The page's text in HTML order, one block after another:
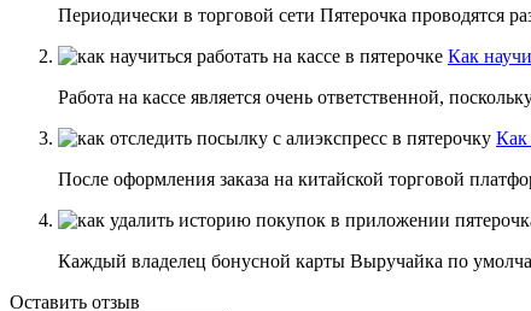
Периодически в торговой сети Пятерочка проводятся
Как
Работа на кассе является очень ответственной,
Как
После оформления заказа на китайской торговой
Каждый владелец бонусной карты Выручайка по
Оставить отзыв